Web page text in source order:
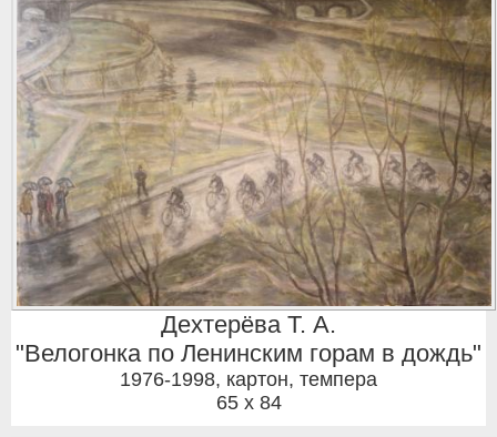
Дехтерёва Т. А.
"Велогонка по Ленинским горам в дождь"
1976-1998, картон, темпера
65 x 84